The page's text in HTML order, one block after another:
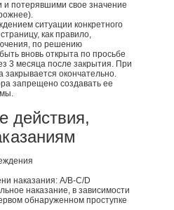
потерявшими свое значение
ситуации конкретного
как правило,
по решению
вновь открыта по просьбе
3 месяца после закрытия. При
окончательно.
запрещено создавать ее
действия,
наказания: A/B-C/D
наказание, в зависимости
обнаруженном проступке